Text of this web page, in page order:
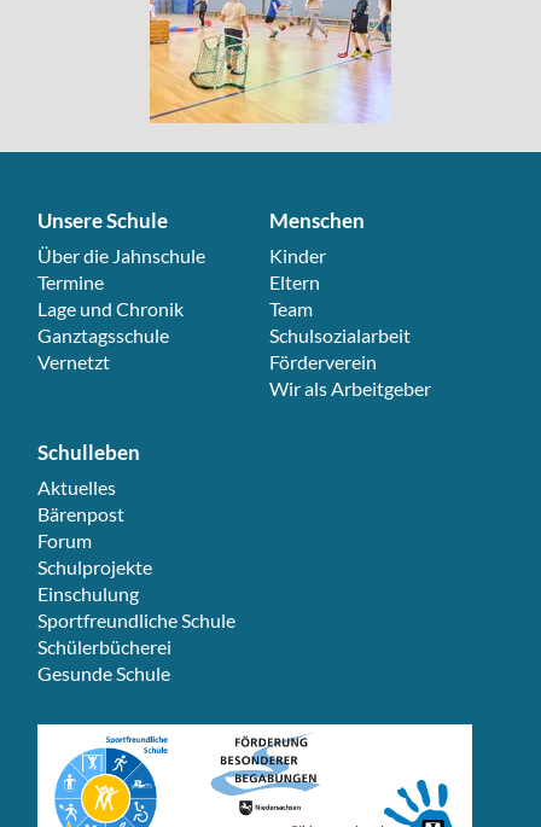
Unsere Schule
Navigation überspringen
Über die Jahnschule
Termine
Lage und Chronik
Ganztagsschule
Vernetzt
Menschen
Navigation überspringen
Kinder
Eltern
Team
Schulsozialarbeit
Förderverein
Wir als Arbeitgeber
Schulleben
Navigation überspringen
Aktuelles
Bärenpost
Forum
Schulprojekte
Einschulung
Sportfreundliche Schule
Schülerbücherei
Gesunde Schule